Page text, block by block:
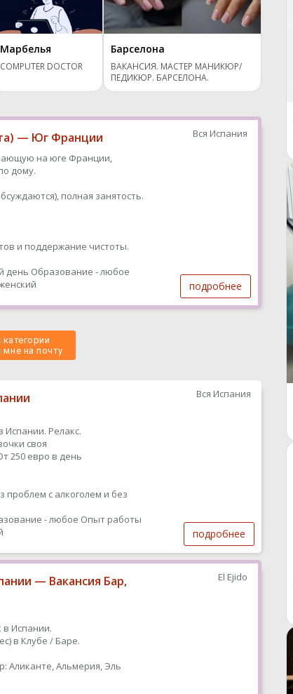
Марбелья
COMPUTER DOCTOR
Барселона
ВАКАНСИЯ. МАСТЕР МАНИКЮР/
ПЕДИКЮР. БАРСЕЛОНА.
— Юг Франции
на юге Франции,
дому.
полная занятость.
и поддержание чистоты.
день Образование - любое
Вся Испания
подробнее
на почту
Релакс.
своя
250 евро в день
проблем с алкоголем и без
- любое Опыт работы
Вся Испания
подробнее
— Вакансия Бар,
в Испании.
в Клубе / Баре.
Аликанте, Альмерия, Эль
El Ejido